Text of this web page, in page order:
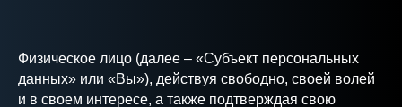
Физическое лицо (далее – «Субъект персональных
данных» или «Вы»), действуя свободно, своей волей
и в своем интересе, а также подтверждая свою